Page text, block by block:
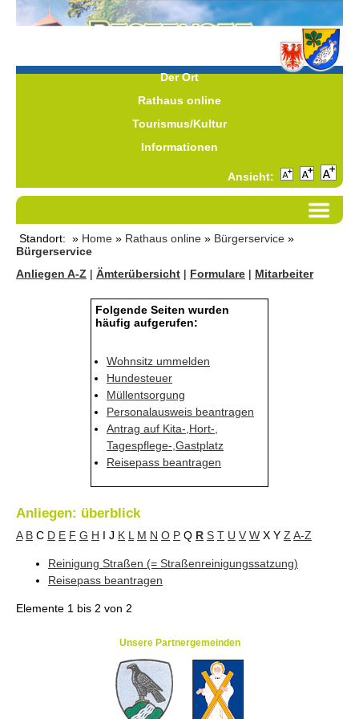
Der Ort
Rathaus online
Tourismus/Kultur
Informationen
Ansicht:
Standort: » Home » Rathaus online » Bürgerservice »
Bürgerservice
Anliegen A-Z | Ämterübersicht | Formulare | Mitarbeiter
Folgende Seiten wurden
häufig aufgerufen:
Wohnsitz ummelden
Hundesteuer
Müllentsorgung
Personalausweis beantragen
Antrag auf Kita-,Hort-,
Tagespflege-,Gastplatz
Reisepass beantragen
Anliegen: überblick
A B C D E F G H I J K L M N O P Q R S T U V W X Y Z A-Z
Reinigung Straßen (= Straßenreinigungssatzung)
Reisepass beantragen
Elemente 1 bis 2 von 2
Unsere Partnergemeinden